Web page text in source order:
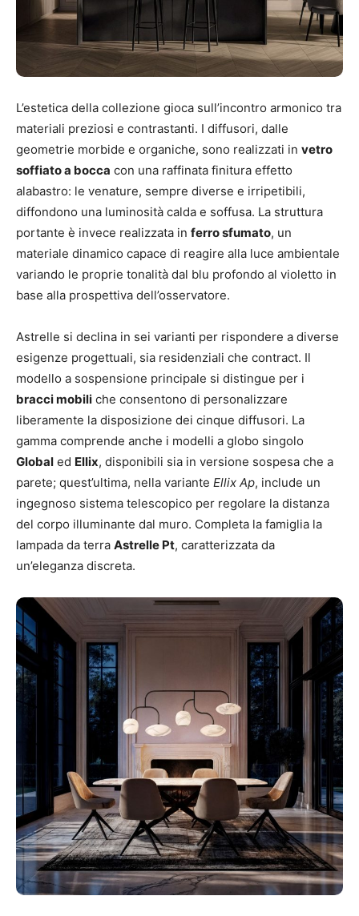
L’estetica della collezione gioca sull’incontro armonico tra
materiali preziosi e contrastanti. I diffusori, dalle
geometrie morbide e organiche, sono realizzati in vetro
soffiato a bocca con una raffinata finitura effetto
alabastro: le venature, sempre diverse e irripetibili,
diffondono una luminosità calda e soffusa. La struttura
portante è invece realizzata in ferro sfumato, un
materiale dinamico capace di reagire alla luce ambientale
variando le proprie tonalità dal blu profondo al violetto in
base alla prospettiva dell’osservatore.
Astrelle si declina in sei varianti per rispondere a diverse
esigenze progettuali, sia residenziali che contract. Il
modello a sospensione principale si distingue per i
bracci mobili che consentono di personalizzare
liberamente la disposizione dei cinque diffusori. La
gamma comprende anche i modelli a globo singolo
Global ed Ellix, disponibili sia in versione sospesa che a
parete; quest’ultima, nella variante Ellix Ap, include un
ingegnoso sistema telescopico per regolare la distanza
del corpo illuminante dal muro. Completa la famiglia la
lampada da terra Astrelle Pt, caratterizzata da
un’eleganza discreta.